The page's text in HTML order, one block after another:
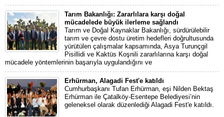
Tarım Bakanlığı: Zararlılara karşı doğal
mücadelede büyük ilerleme sağlandı
Tarım ve Doğal Kaynaklar Bakanlığı, sürdürülebilir
tarım ve çevre dostu üretim hedefleri doğrultusunda
yürütülen çalışmalar kapsamında, Asya Turunçgil
Pisillidi ve Kaktüs Koşnili zararlılarına karşı doğal
mücadele yöntemlerinin başarıyla uygulandığını ve
Erhürman, Alagadi Fest'e katıldı
Cumhurbaşkanı Tufan Erhürman, eşi Nilden Bektaş
Erhürman ile Çatalköy-Esentepe Belediyesi’nin
geleneksel olarak düzenlediği Alagadi Fest'e katıldı.